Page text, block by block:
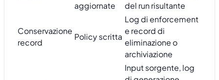
aggiornate
del run risultante
Conservazione
record
Policy scritta
Log di enforcement
e record di
eliminazione o
archiviazione
Input sorgente, log